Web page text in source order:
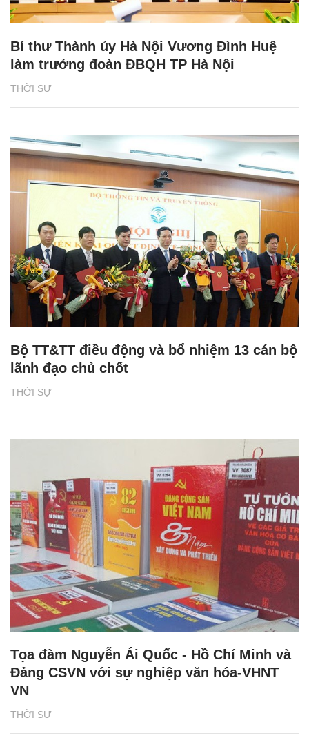
THỜI SỰ
Bí thư Thành ủy Hà Nội Vương Đình Huệ
làm trưởng đoàn ĐBQH TP Hà Nội
THỜI SỰ
Bộ TT&TT điều động và bổ nhiệm 13 cán bộ
lãnh đạo chủ chốt
THỜI SỰ
Tọa đàm Nguyễn Ái Quốc - Hồ Chí Minh và
Đảng CSVN với sự nghiệp văn hóa-VHNT
VN